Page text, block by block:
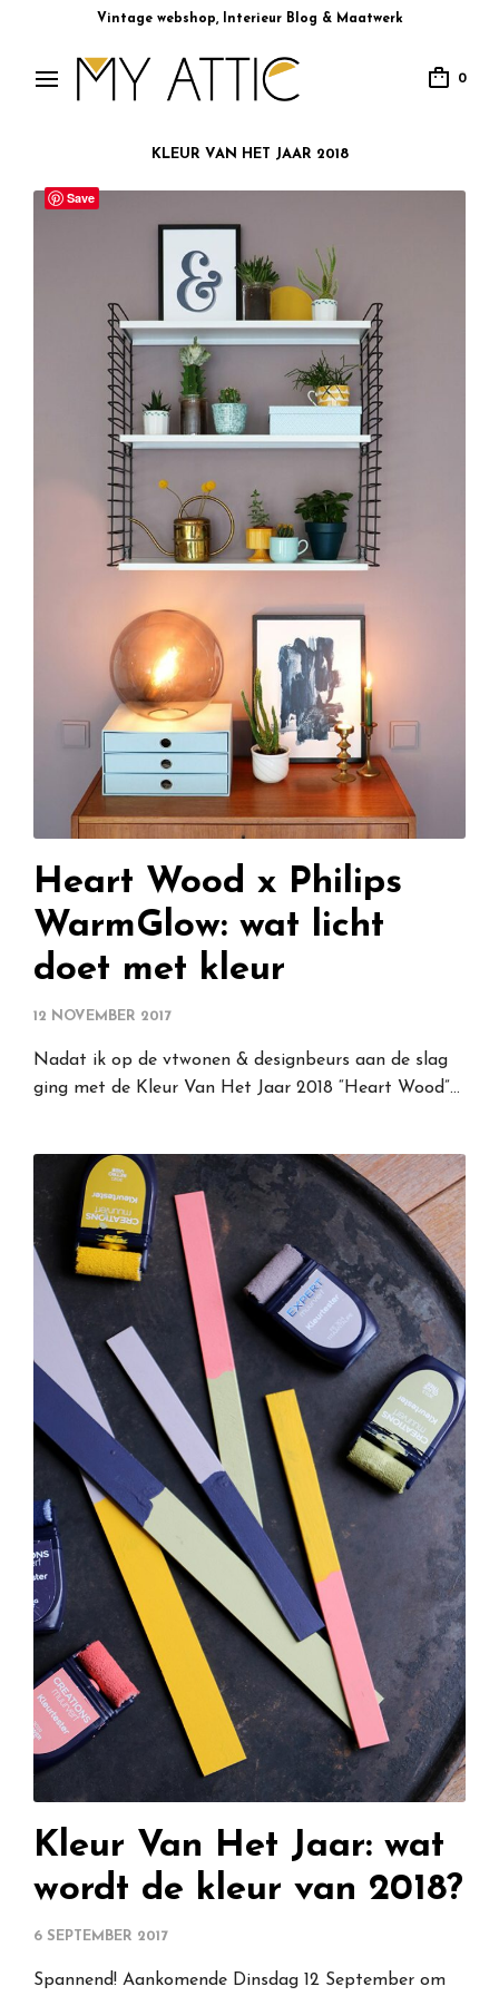
Vintage webshop, Interieur Blog & Maatwerk
0
KLEUR VAN HET JAAR 2018
Heart Wood x Philips
WarmGlow: wat licht
doet met kleur
12 NOVEMBER 2017
Nadat ik op de vtwonen & designbeurs aan de slag
ging met de Kleur Van Het Jaar 2018 “Heart Wood”…
Kleur Van Het Jaar: wat
wordt de kleur van 2018?
6 SEPTEMBER 2017
Spannend! Aankomende Dinsdag 12 September om
Save